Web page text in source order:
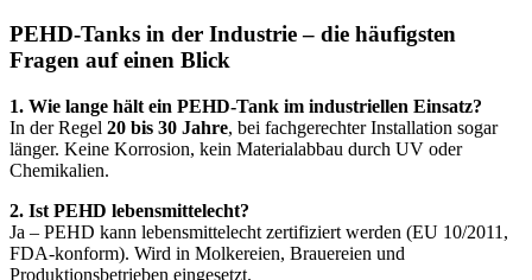
PEHD-Tanks in der Industrie – die häufigsten
Fragen auf einen Blick
1. Wie lange hält ein PEHD-Tank im industriellen Einsatz?
In der Regel 20 bis 30 Jahre, bei fachgerechter Installation sogar
länger. Keine Korrosion, kein Materialabbau durch UV oder
Chemikalien.
2. Ist PEHD lebensmittelecht?
Ja – PEHD kann lebensmittelecht zertifiziert werden (EU 10/2011,
FDA-konform). Wird in Molkereien, Brauereien und
Produktionsbetrieben eingesetzt.